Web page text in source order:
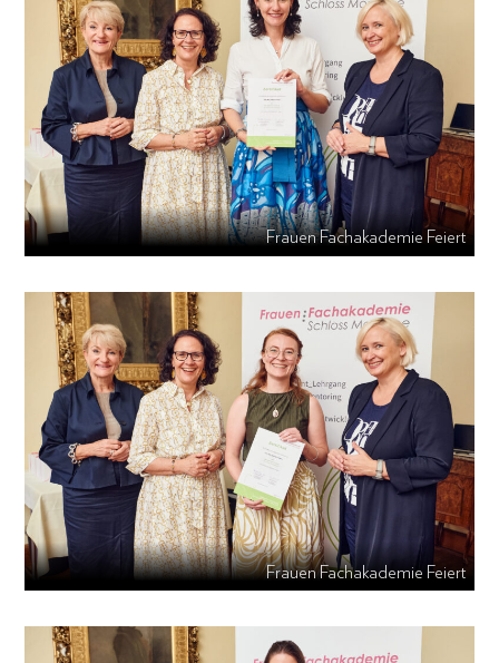
Frauen Fachakademie Feiert
Frauen Fachakademie Feiert